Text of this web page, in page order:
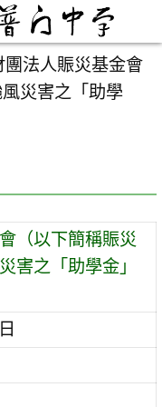
團法人賑災基金會
風災害之「助學
（以下簡稱賑災
害之「助學金」